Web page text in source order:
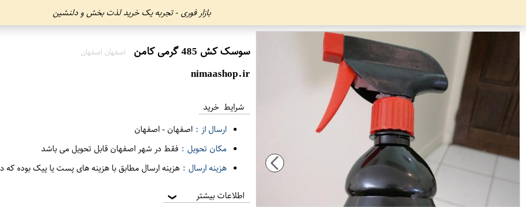
بازار فوری - تجربه یک خرید لذت بخش و دلنشین
سوسک کش 485 گرمی کامن اصفهان اصفهان
nimaashop.ir
شرایط خرید
ارسال از : اصفهان-اصفهان
مکان تحویل : فقط در شهر اصفهان قابل تحویل می باشد
هزینه ارسال : هزینه ارسال مطابق با هزینه های پست یا پیک بوده
اطلاعات بیشتر ❯